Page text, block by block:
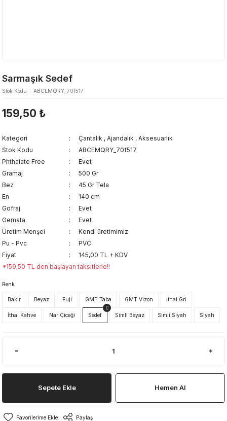
Sarmaşık Sedef
Stok Kodu ABCEMQRY_70f517
159,50 ₺
Kategori Çantalık , Ajandalık , Aksesuarlık
Stok Kodu
ABCEMQRY_70f517
Phthalate Free
Evet
Gramaj
500 Gr
Bez
45 Gr Tela
En
140 cm
Gofraj
Evet
Gemata
Evet
Üretim Menşei
Kendi üretimimiz
Pu - Pvc
PVC
Fiyat
145,00 TL + KDV
*159,50 TL den başlayan taksitlerle!!
Renk
Bakır Beyaz Fuji GMT Taba GMT Vizon İthal Gri
İthal Kahve Nar Çiceği Sedef Simli Beyaz Simli Siyah Siyah
Sepete Ekle Hemen Al
Paylaş